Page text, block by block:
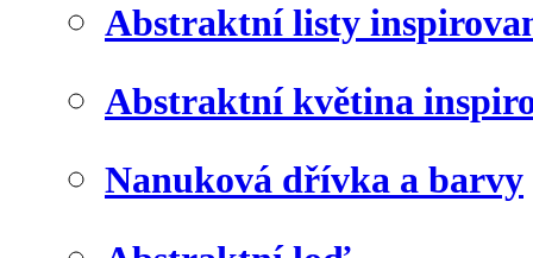
Abstraktní listy
Abstraktní květina
Nanuková dřívka a barvy